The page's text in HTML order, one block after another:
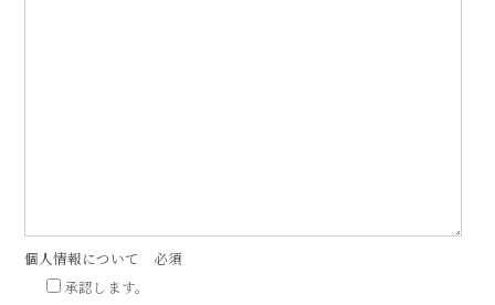
個人情報について
必須
承認します。